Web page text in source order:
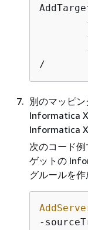
/
別のマッピ
Informatica
Informatica
次のコード
ゲットの
グルールを作
-